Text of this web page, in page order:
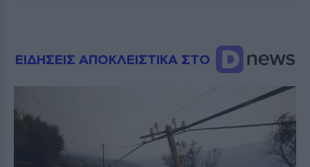
ΕΙΔΗΣΕΙΣ ΑΠΟΚΛΕΙΣΤΙΚΑ ΣΤΟ